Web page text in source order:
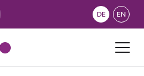
DE EN